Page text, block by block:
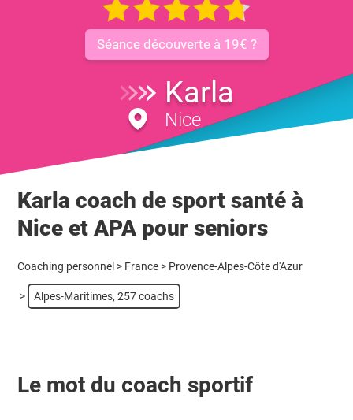
Séance découverte à 19€ ?
Karla
Nice
Karla coach de sport santé à
Nice et APA pour seniors
Coaching personnel > France > Provence-Alpes-Côte d'Azur
> Alpes-Maritimes, 257 coachs
Le mot du coach sportif